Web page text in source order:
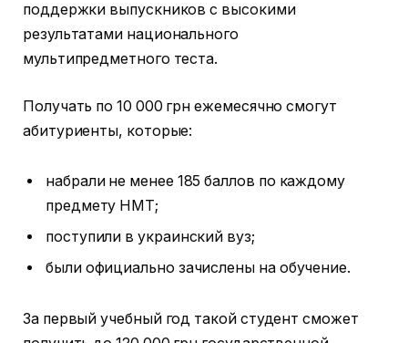
поддержки выпускников с высокими
результатами национального
мультипредметного теста.
Получать по 10 000 грн ежемесячно смогут
абитуриенты, которые:
набрали не менее 185 баллов по каждому
предмету НМТ;
поступили в украинский вуз;
были официально зачислены на обучение.
За первый учебный год такой студент сможет